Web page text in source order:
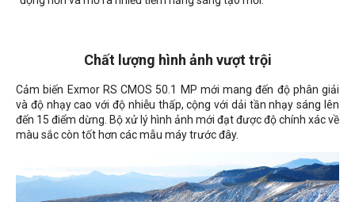
Chất lượng hình ảnh vượt trội
Cảm biến Exmor RS CMOS 50.1 MP mới mang đến độ phân giải
và độ nhạy cao với độ nhiễu thấp, cộng với dải tần nhạy sáng lên
đến 15 điểm dừng. Bộ xử lý hình ảnh mới đạt được độ chính xác về
màu sắc còn tốt hơn các mẫu máy trước đây.